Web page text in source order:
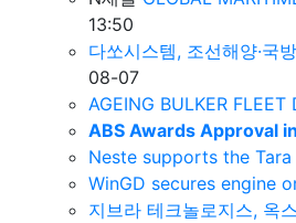
13:50
다쏘시스템, 조선해양·국
08-07
AGEING BULKER FLEET
ABS Awards Approval
Neste supports the
WinGD secures engine
지브라 테크놀로지스, 옥